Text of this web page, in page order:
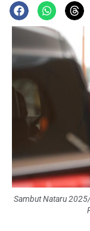
Sambut Nataru